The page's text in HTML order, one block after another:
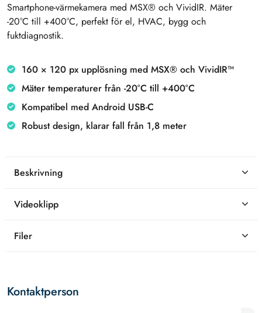
Smartphone-värmekamera med MSX® och VividIR. Mäter
-20°C till +400°C, perfekt för el, HVAC, bygg och
fuktdiagnostik.
160 × 120 px upplösning med MSX® och VividIR™
Mäter temperaturer från -20°C till +400°C
Kompatibel med Android USB-C
Robust design, klarar fall från 1,8 meter
Beskrivning
Videoklipp
Filer
Kontaktperson